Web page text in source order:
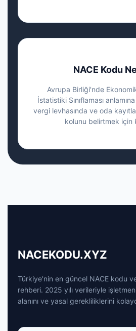
NACE Kodu
Avrupa Birliği'nde
İstatistiki Sınıflaması
vergi levhasında ve oda
kolunu belirtmek için
NACEKODU.XYZ
Türkiye'nin en güncel NACE kodu ve
rehberi. 2025 yılı verileriyle
alanını ve yasal gerekliliklerini